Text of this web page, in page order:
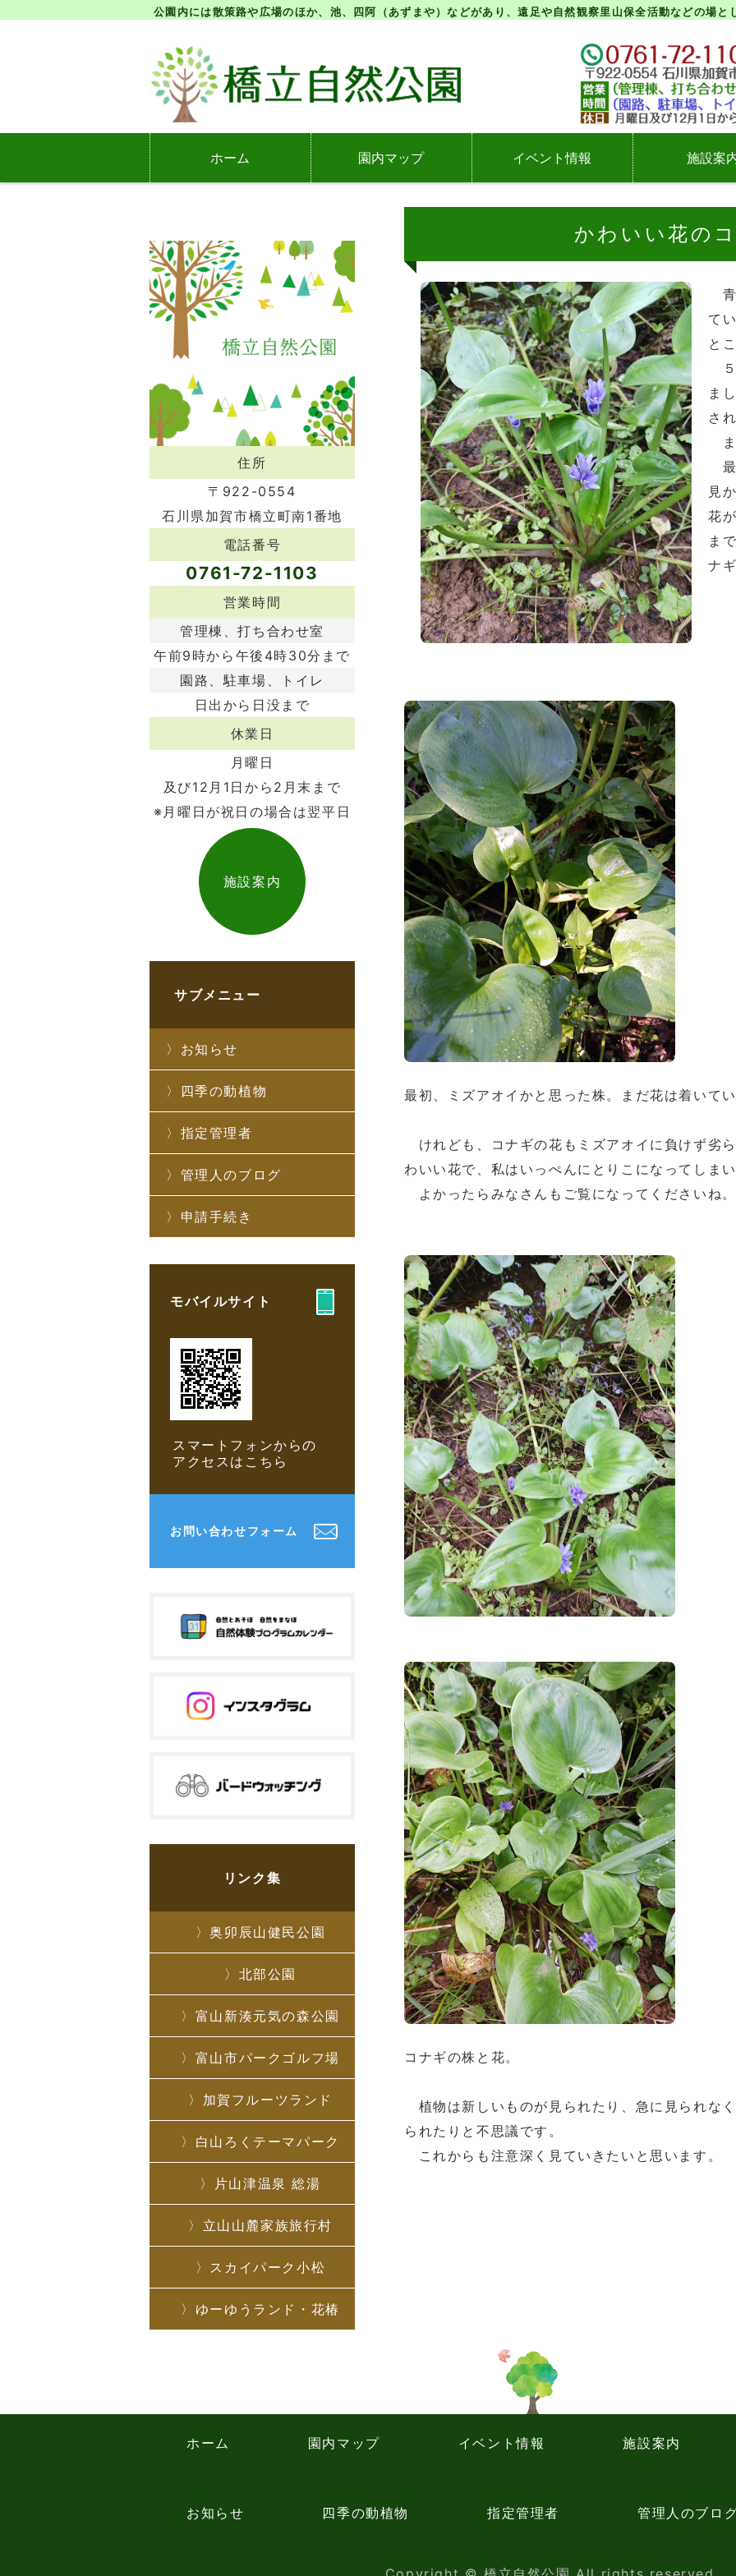
石川県加賀市にある橋
公園内には散策路や広場のほか、池、四阿（あずまや）などがあり、遠足や自然観察里山保全活動などの場と
ホーム 園内マップ イベント情報 施設案
かわいい花の
青
て
と
５
ま
さ
ま
最
見
花
ま
ナ
最初、ミズアオイかと思った株。まだ花は着いてい
けれども、コナギの花もミズアオイに負けず劣
わいい花で、私はいっぺんにとりこになってしまい
よかったらみなさんもご覧になってくださいね。
コナギの株と花。
植物は新しいものが見られたり、急に見られな
られたりと不思議です。
これからも注意深く見ていきたいと思います。
住所
〒922-0554
石川県加賀市橋立町南1番地
電話番号
0761-72-1103
営業時間
管理棟、打ち合わせ室
午前9時から午後4時30分まで
園路、駐車場、トイレ
日出から日没まで
休業日
月曜日
及び12月1日から2月末まで
※月曜日が祝日の場合は翌平日
施設案内
サブメニュー
お知らせ
四季の動植物
指定管理者
管理人のブログ
申請手続き
モバイルサイト
スマートフォンからの
アクセスはこちら
お問い合わせフォーム
リンク集
奥卯辰山健民公園
北部公園
富山新湊元気の森公園
富山市パークゴルフ場
加賀フルーツランド
白山ろくテーマパーク
片山津温泉 総湯
立山山麓家族旅行村
スカイパーク小松
ゆーゆうランド・花椿
ホーム 園内マップ イベント情報 施設案内
お知らせ 四季の動植物 指定管理者 管理人のブロ